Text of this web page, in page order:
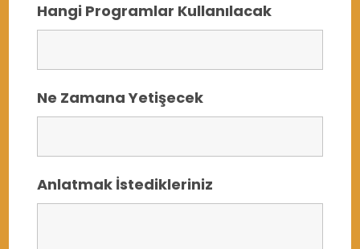
Hangi Programlar Kullanılacak
Ne Zamana Yetişecek
Anlatmak İstedikleriniz